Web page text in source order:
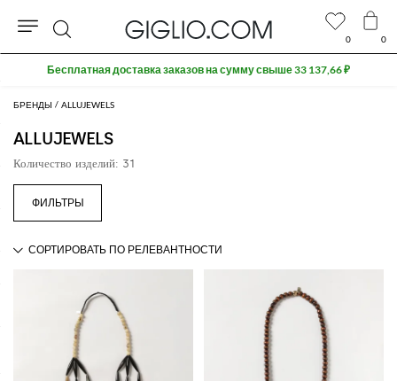
БРЕНДЫ ALLUJEWELS
ALLUJEWELS
Количество изделий: 31
0 0
Поиск
Бесплатная доставка заказов на сумму свыше 33 137,66 ₽